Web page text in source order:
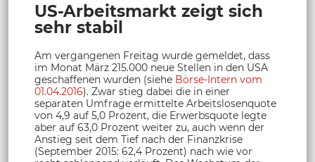
US-Arbeitsmarkt zeigt sich
sehr stabil
Am vergangenen Freitag wurde gemeldet, dass
im Monat März 215.000 neue Stellen in den USA
geschaffenen wurden (siehe Börse-Intern vom
01.04.2016). Zwar stieg dabei die in einer
separaten Umfrage ermittelte Arbeitslosenquote
von 4,9 auf 5,0 Prozent, die Erwerbsquote legte
aber auf 63,0 Prozent weiter zu, auch wenn der
Anstieg seit dem Tief nach der Finanzkrise
(September 2015: 62,4 Prozent) nach wie vor